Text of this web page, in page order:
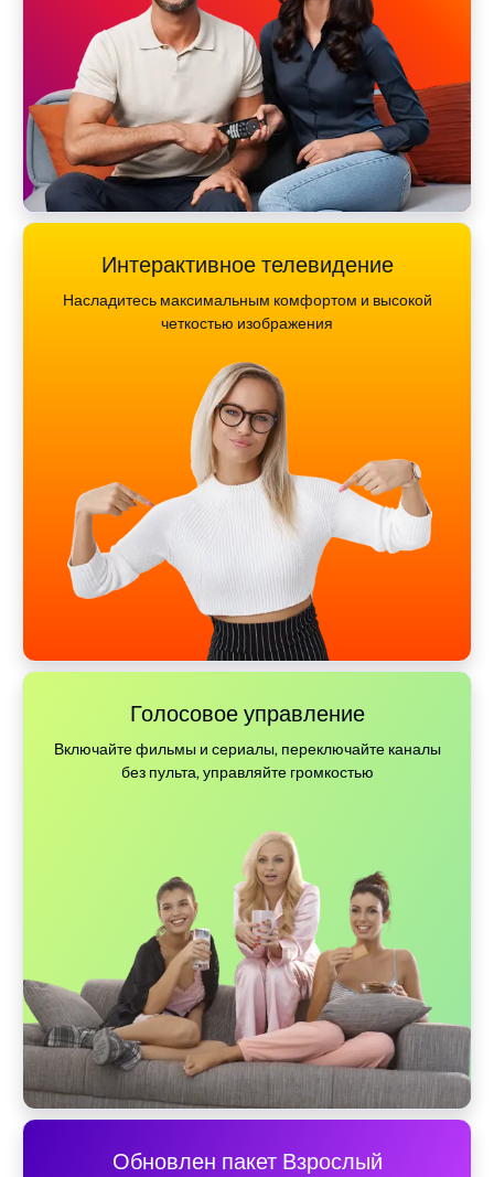
Интерактивное телевидение
Насладитесь максимальным комфортом и высокой
четкостью изображения
Голосовое управление
Включайте фильмы и сериалы, переключайте каналы
без пульта, управляйте громкостью
Обновлен пакет Взрослый